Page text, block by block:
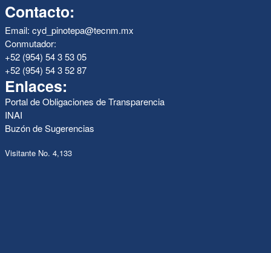
Contacto:
Email: cyd_pinotepa@tecnm.mx
Conmutador:
+52 (954) 54 3 53 05
+52 (954) 54 3 52 87
Enlaces:
Portal de Obligaciones de Transparencia
INAI
Buzón de Sugerencias
Visitante No. 4,133